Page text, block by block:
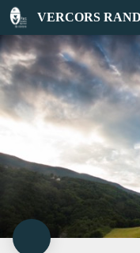
VERCORS
Le Pas du Follet